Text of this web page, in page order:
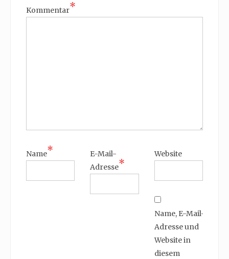
Kommentar*
Name*
E-Mail-
Adresse*
Website
Name, E-Mail-
Adresse und
Website in
diesem